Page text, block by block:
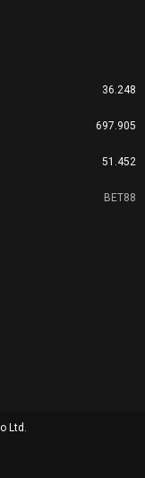
36.248
697.905
51.452
BET88
Ltd.